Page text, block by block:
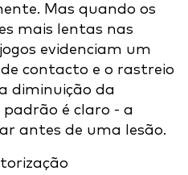
Mas quando os
mais lentas nas
evidenciam um
contacto e o rastreio
diminuição da
é claro - a
antes de uma lesão.